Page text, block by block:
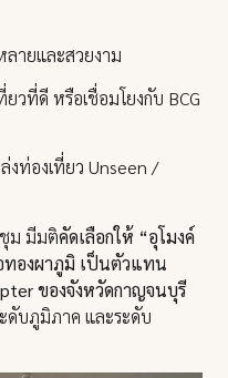
ายและสวยงาม
วที่ดี หรือเชื่อมโยงกับ BCG
งท่องเที่ยว Unseen /
ชุม มีมติคัดเลือกให้ “อุโมงค์
องผาภูมิ เป็นตัวแทน
ของจังหวัดกาญจนบุรี
ะดับภูมิภาค และระดับ